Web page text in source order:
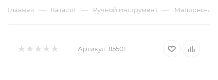
Главная — Каталог — Ручной инструмент — Малярно-
Артикул: 85501